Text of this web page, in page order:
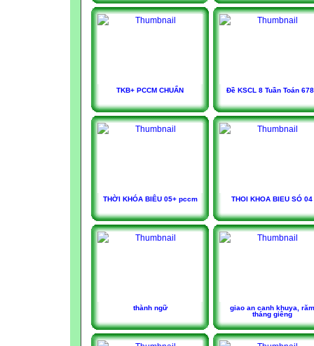
TKB+ PCCM CHUẨN Đề KSCL 8 Tuần Toán
THỜI KHÓA BIÊU 05+ pccm THOI KHOA BIEU SÓ 04
thành ngữ
giao an canh khuya, răm
tháng giêng